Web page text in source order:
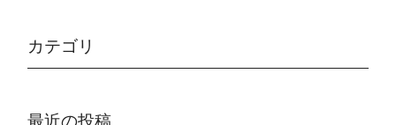
カテゴリ
最近の投稿